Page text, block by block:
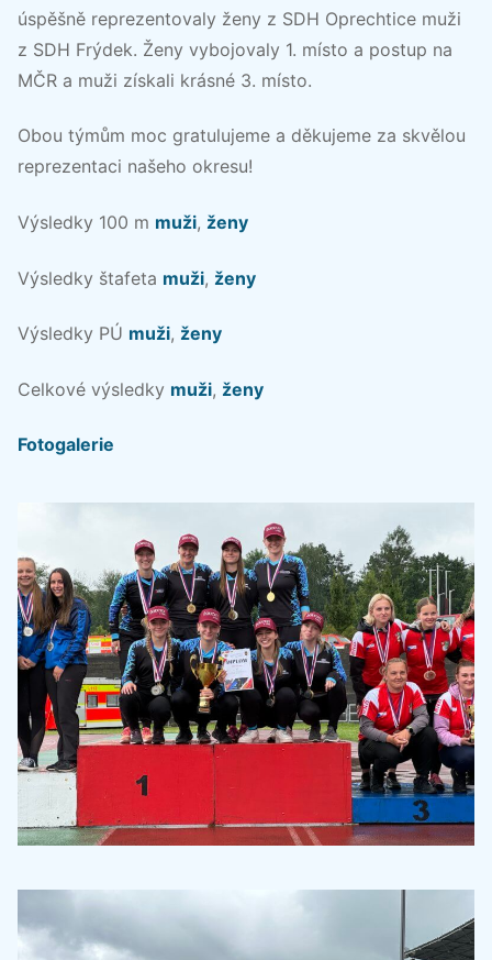
úspěšně reprezentovaly ženy z SDH Oprechtice muži
z SDH Frýdek. Ženy vybojovaly 1. místo a postup na
MČR a muži získali krásné 3. místo.
Obou týmům moc gratulujeme a děkujeme za skvělou
reprezentaci našeho okresu!
Výsledky 100 m muži, ženy
Výsledky štafeta muži, ženy
Výsledky PÚ muži, ženy
Celkové výsledky muži, ženy
Fotogalerie